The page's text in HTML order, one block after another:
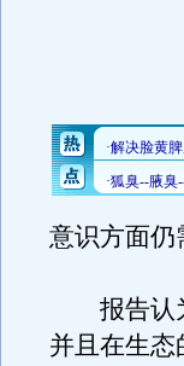
意识方面仍
报告认为
并且在生